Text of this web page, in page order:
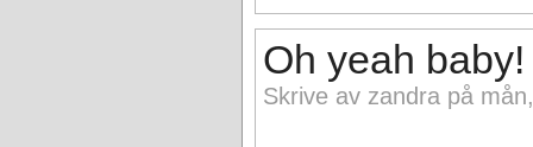
Oh yeah baby!
Skrive av zandra på